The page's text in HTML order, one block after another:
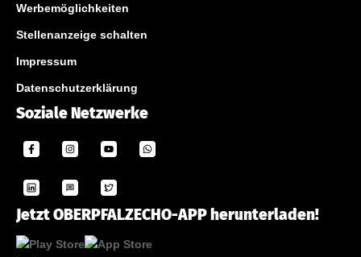
Werbemöglichkeiten
Stellenanzeige schalten
Impressum
Datenschutzerklärung
Soziale Netzwerke
Jetzt OBERPFALZECHO-APP herunterladen!